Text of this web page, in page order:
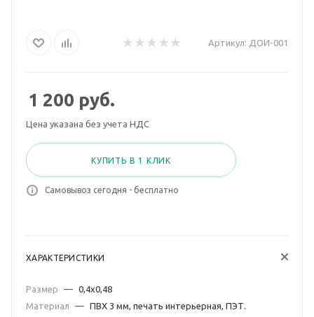
Артикул: ДОИ-001
1 200 руб.
Цена указана без учета НДС
КУПИТЬ В 1 КЛИК
Самовывоз сегодня - бесплатно
ХАРАКТЕРИСТИКИ
Размер — 0,4х0,48
Материал
— ПВХ 3 мм, печать интерьерная, ПЭТ.